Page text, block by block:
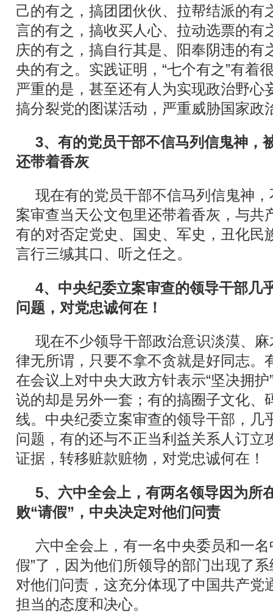
己的有之，搞团团伙伙、拉帮结派的有
言的有之，搞收买人心、拉动选票的有
庆的有之，搞自行其是、阳奉阴违的有
央的有之。实践证明，“七个有之”有着
严重的是，甚至还有人为实现政治野心
搞分裂党的图谋活动，严重威胁国家政
3、有的党员干部不信马列信鬼神，
还带着香灰
现在有的党员干部不信马列信鬼神，
案审查当天公文包里还带着香灰，与共
有的对否定党史、国史、军史，丑化民
言行三缄其口、听之任之。
4、中央纪委立案审查的领导干部几
问题，对党忠诚何在！
现在不少领导干部政治意识淡漠、
律无所谓，只要不拿不贪就是好同志。
在会议上对中央大政方针表示“坚决拥
说的却是另外一套；有的搞圈子文化、
线。中央纪委立案审查的领导干部，几
问题，有的还与不正当利益关系人订立
证据，转移赃款赃物，对党忠诚何在！
5、六中全会上，有两名领导因为所
败“请假”，中央决定对他们问责
六中全会上，有一名中央委员和一
假”了，因为他们所领导的部门出现了
对他们问责，这充分体现了中国共产党
担当的态度和决心。